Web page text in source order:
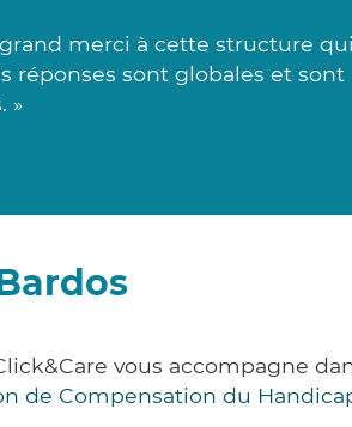
merci à cette structure qui
réponses sont globales et sont
»
vous accompagne
de Compensation du